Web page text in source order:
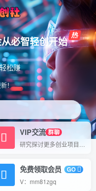
必智轻创开始
松赚
！
VIP交流 群聊
免费领取会员
GO
V：mm81zgq